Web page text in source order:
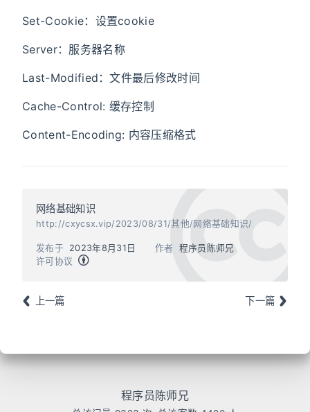
Set-Cookie：设置cookie
Server：服务器名称
Last-Modified：文件最后修改时间
Cache-Control: 缓存控制
Content-Encoding: 内容压缩格式
网络基础知识
http://cxycsx.vip/2023/08/31/其他/网络基础知识/
作者 程序员陈师兄
发布于
2023年8月31日
许可协议
上一篇 下一篇
程序员陈师兄